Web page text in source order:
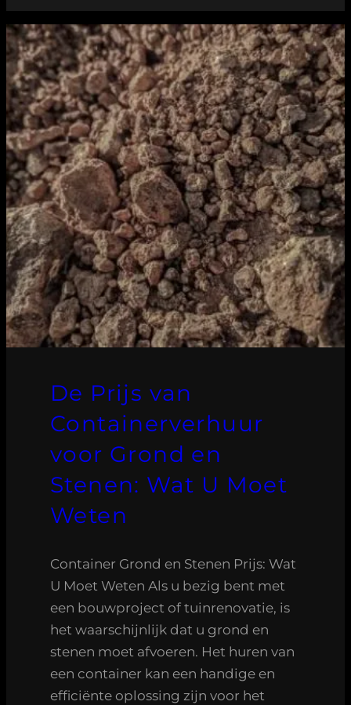
De Prijs van
Containerverhuur
voor Grond en
Stenen: Wat U Moet
Weten
Container Grond en Stenen Prijs: Wat
U Moet Weten Als u bezig bent met
een bouwproject of tuinrenovatie, is
het waarschijnlijk dat u grond en
stenen moet afvoeren. Het huren van
een container kan een handige en
efficiënte oplossing zijn voor het